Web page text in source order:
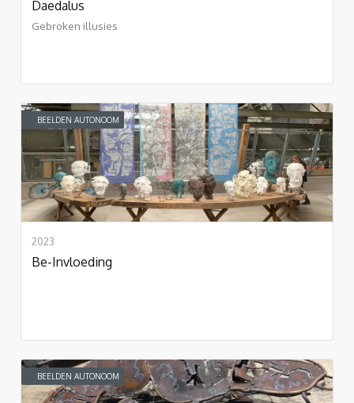
Daedalus
Gebroken illusies
BEELDEN AUTONOOM
2023
Be-Invloeding
BEELDEN AUTONOOM